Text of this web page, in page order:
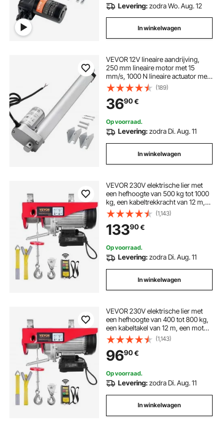
Levering:zodra Wo. Aug. 12
In winkelwagen
VEVOR 12V lineaire aandrijving,
250 mm lineaire motor met 15
mm/s, 1000 N lineaire actuator met
IP54-bescherming en
montagebeugel, lineaire actuatoren
voor in hoogte verstelbare bureaus,
relaxfauteuils, raam- en
deuropeners
(189)
3690€
Op voorraad.
Levering:zodra Di. Aug. 11
In winkelwagen
VEVOR 230V elektrische lier met
een hefhoogte van 500 kg tot 1000
kg, een kabeltrekkracht van 12 m,
een motor van 1600 W en een
hijssnelheid van 10 m/min. De lier
wordt geleverd met een draadloze
afstandsbediening en is geschikt
voor kabel- en kettingtakels.
(1,143)
13390€
Op voorraad.
Levering:zodra Di. Aug. 11
In winkelwagen
VEVOR 230V elektrische lier met
een hefhoogte van 400 tot 800 kg,
een kabeltakel van 12 m, een motor
van 1450 W en een hefsnelheid van
10 m/min. De lier is voorzien van
een draadloze afstandsbediening
en een kabeltakel met ketting.
(1,143)
9690€
Op voorraad.
Levering:zodra Di. Aug. 11
In winkelwagen